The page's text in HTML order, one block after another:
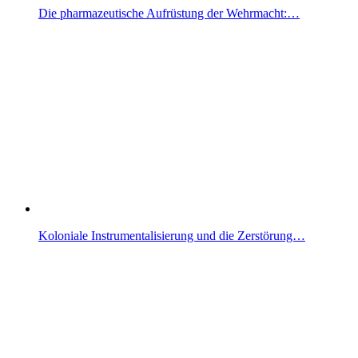
Die pharmazeutische Aufrüstung der Wehrmacht:…
Koloniale Instrumentalisierung und die Zerstörung…